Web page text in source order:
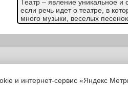
Театр – явление уникальное и
если речь идет о театре, в
много музыки, веселых
Сочетание различных видов
эмоционально-творческой
В процессе самой постановки,
воображение, тренируется
и интернет-сервис «Яндекс